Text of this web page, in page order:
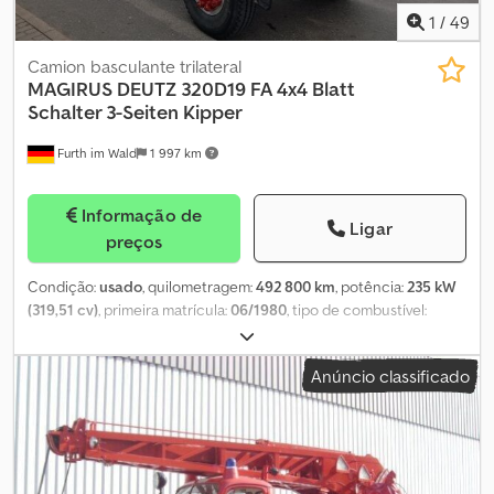
1 / 49
Furth im Wald 1 997 km
Camion basculante trilateral
MAGIRUS DEUTZ 320D19 FA 4x4 Blatt
Schalter 3-Seiten Kipper
Informação de
preços
Ligar
Condição:usado, quilometragem:492 800 km, potência:235 kW
(319,51 cv), primeira matrícula:06/1980, tipo de combustível:
, configuração de eixo:
próxima inspeção (TÜV):07/2026, cor:cinzento, tipo de
engrenagem:
mecânico, largura total: 2 500 mm, altura total:
2 850 mm
, volume do espaço de carga:6 m³, comprimento do
espaço de carga:4 250 mm , largura do espaço de carga:2 150
mm, altura do espaço de carga:700 mm, Ano de fabrico:
Equipamento:tração integral, MAGIRUS DEUTZ 320D19FA 4x4 V10
Anúncio classificado